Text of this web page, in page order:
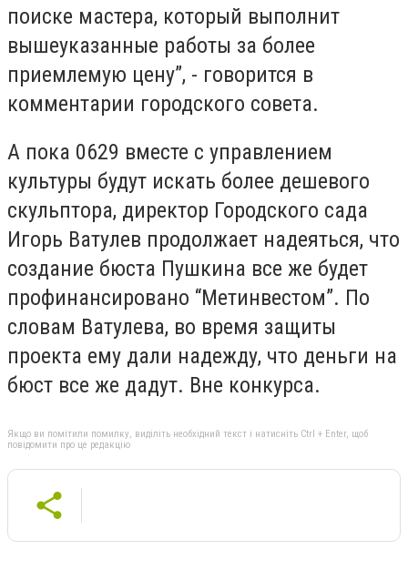
поиске мастера, который выполнит
вышеуказанные работы за более
приемлемую цену”, - говорится в
комментарии городского совета.
А пока 0629 вместе с управлением
культуры будут искать более дешевого
скульптора, директор Городского сада
Игорь Ватулев продолжает надеяться, что
создание бюста Пушкина все же будет
профинансировано “Метинвестом”. По
словам Ватулева, во время защиты
проекта ему дали надежду, что деньги на
бюст все же дадут. Вне конкурса.
Якщо ви помітили помилку, виділіть необхідний текст і натисніть Ctrl + Enter, щоб
повідомити про це редакцію